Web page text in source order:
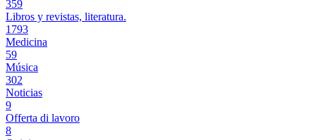
359
Libros y revistas, literatura.
1793
Medicina
59
Música
302
Noticias
9
Offerta di lavoro
8